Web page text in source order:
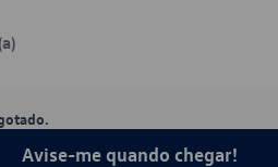
Avise-me quando chegar!